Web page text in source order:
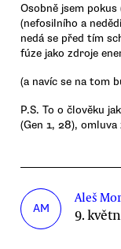
Osobně jsem
(nefosilního a
nedá se před tím
fúze jako zdroje
(a navíc se na tom
P.S. To o člověku
(Gen 1, 28), omluva
AM
Aleš
9.